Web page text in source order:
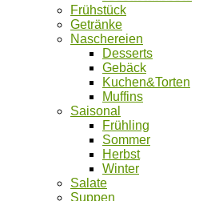
Frühstück
Getränke
Naschereien
Desserts
Gebäck
Kuchen&Torten
Muffins
Saisonal
Frühling
Sommer
Herbst
Winter
Salate
Suppen